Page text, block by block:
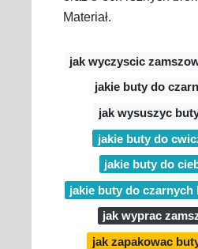
Materiał.
jak wyczyscic
jakie buty do
jak wysuszyc
jakie buty do
jakie buty do
jakie buty do
jak wyprac
jak zapakowac